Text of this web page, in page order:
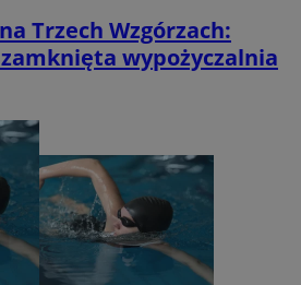
Trzech Wzgórzach:
wypożyczalnia